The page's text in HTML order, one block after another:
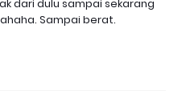
dari dulu sampai sekarang
Sampai berat.